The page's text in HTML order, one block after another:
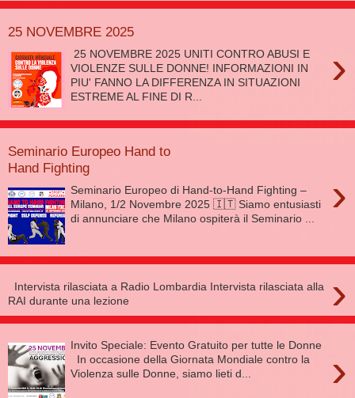
25 NOVEMBRE 2025
›
25 NOVEMBRE 2025 UNITI CONTRO ABUSI E
VIOLENZE SULLE DONNE! INFORMAZIONI IN
PIU' FANNO LA DIFFERENZA IN SITUAZIONI
ESTREME AL FINE DI R...
Seminario Europeo Hand to
Hand Fighting
›
Seminario Europeo di Hand-to-Hand Fighting –
Milano, 1/2 Novembre 2025 🇮🇹 Siamo entusiasti
di annunciare che Milano ospiterà il Seminario ...
›
Intervista rilasciata a Radio Lombardia Intervista rilasciata alla
RAI durante una lezione
›
Invito Speciale: Evento Gratuito per tutte le Donne
In occasione della Giornata Mondiale contro la
Violenza sulle Donne, siamo lieti d...